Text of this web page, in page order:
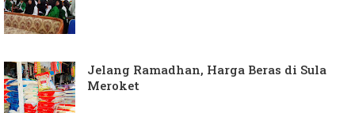
Jelang Ramadhan, Harga Beras di Sula
Meroket